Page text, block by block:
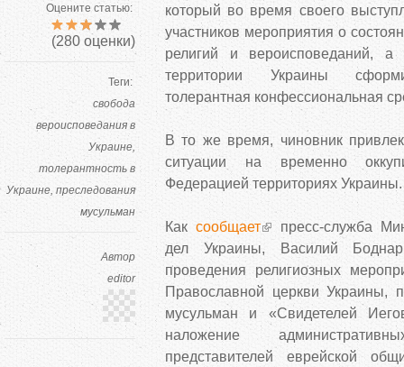
Оцените статью:
(280 оценки)
Теги:
свобода
вероисповедания в
Украине
толерантность в
Украине преследования
мусульман
Автор
editor
который во время своего
участников мероприятия о
религий и вероисповеданий,
территории Украины
толерантная конфессиональная
В то же время, чиновник
ситуации на временно
Федерацией территориях Украины.
Каксообщает
пресс-служба
дел Украины, Василий
проведения религиозных
Православной церкви Украины,
мусульман и «Свидетелей
наложение
представителей еврейской